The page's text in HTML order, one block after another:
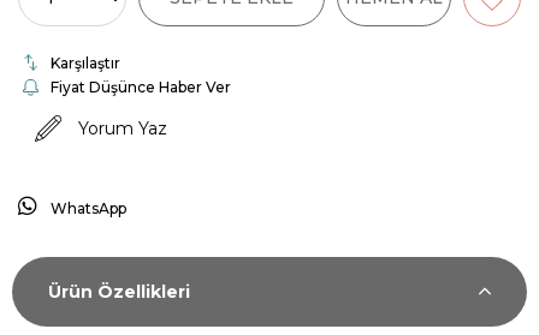
Karşılaştır
Fiyat Düşünce Haber Ver
Yorum Yaz
WhatsApp
Ürün Özellikleri